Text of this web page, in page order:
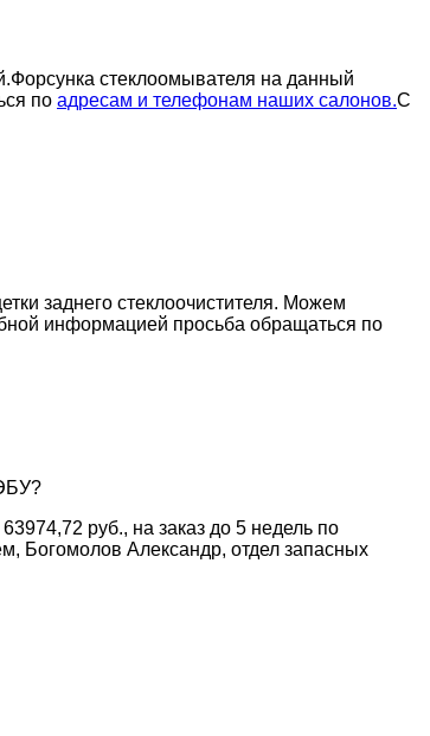
стеклоомывателя на данный
по адресам и телефонам наших салонов.С
заднего стеклоочистителя. Можем
информацией просьба обращаться по
руб., на заказ до 5 недель по
Богомолов Александр, отдел запасных